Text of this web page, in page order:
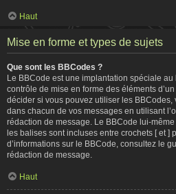
Haut
Mise en forme et types de sujets
Que sont les BBCodes ?
Le BBCode est une implantation spéciale
contrôle de mise en forme des éléments
décider si vous pouvez utiliser les
dans chacun de vos messages en utilisant
rédaction de message. Le BBCode lui-
les balises sont incluses entre crochets [ et ]
d’informations sur le BBCode, consultez le
rédaction de message.
Haut